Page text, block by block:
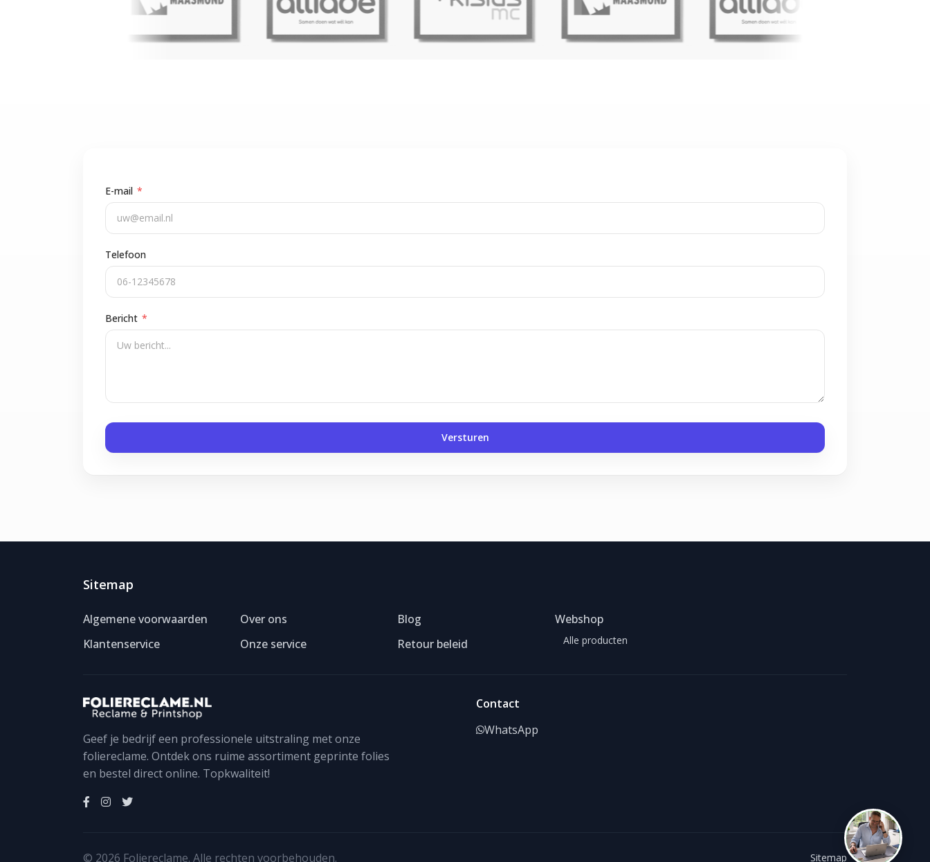
E-mail *
Telefoon
Bericht *
Versturen
Sitemap
Algemene voorwaarden
Klantenservice
Over ons
Onze service
Blog
Retour beleid
Webshop
Alle producten
Geef je bedrijf een professionele uitstraling met onze
foliereclame. Ontdek ons ruime assortiment geprinte folies
en bestel direct online. Topkwaliteit!
Contact
WhatsApp
© 2026 Foliereclame. Alle rechten voorbehouden. Sitemap